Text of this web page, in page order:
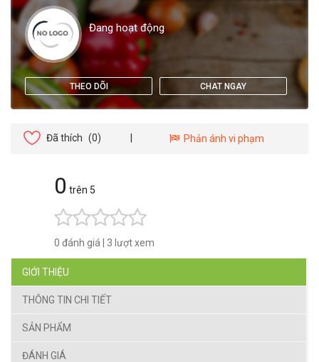
Đang hoạt động
THEO DÕI CHAT NGAY
Đã thích (0) Phản ánh vi phạm
0 trên 5
0 đánh giá 3 lượt xem
GIỚI THIỆU
THÔNG TIN CHI TIẾT
SẢN PHẨM
ĐÁNH GIÁ